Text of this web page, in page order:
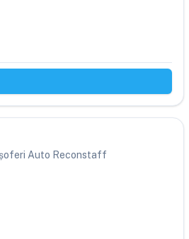
șoferi Auto Reconstaff